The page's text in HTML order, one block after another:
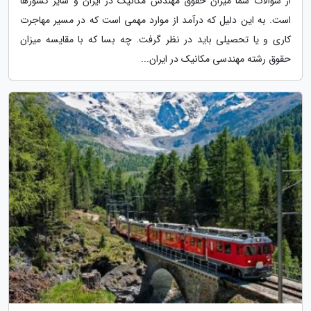
است. به این دلیل که درآمد از موارد مهمی است که در مسیر مهاجرت
کاری و یا تحصیلی باید در نظر گرفت. چه بسا که با مقایسه میزان
حقوق رشته مهندسی مکانیک در ایران...